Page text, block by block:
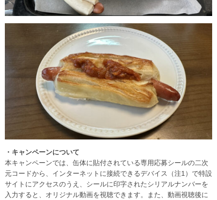
・キャンペーンについて
本キャンペーンでは、缶体に貼付されている専用応募シールの二次
元コードから、インターネットに接続できるデバイス（注1）で特設
サイトにアクセスのうえ、シールに印字されたシリアルナンバーを
入力すると、オリジナル動画を視聴できます。また、動画視聴後に